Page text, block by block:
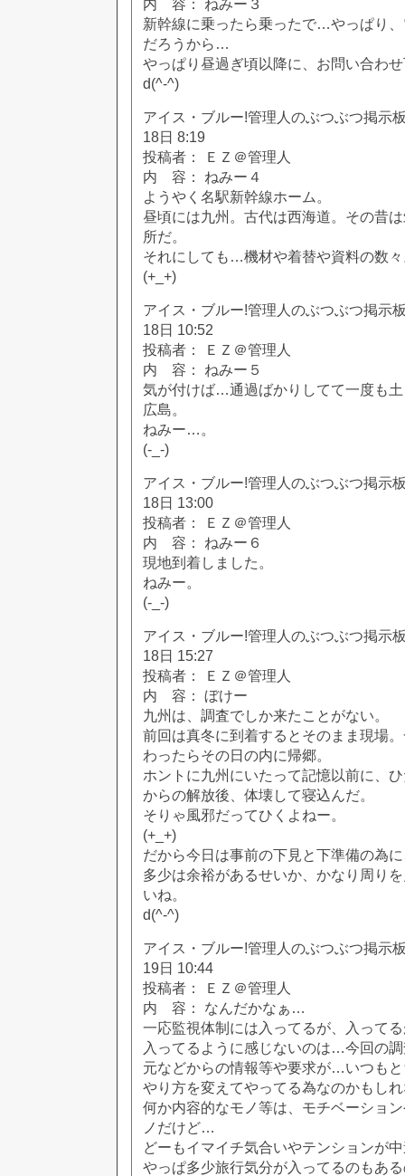
内 容： ねみー３
新幹線に乗ったら乗ったで…やっぱり
だろうから…
やっぱり昼過ぎ頃以降に、お問い合わ
d(^-^)
アイス・ブルー!管理人のぶつぶつ掲示
18日 8:19
投稿者： ＥＺ＠管理人
内 容： ねみー４
ようやく名駅新幹線ホーム。
昼頃には九州。古代は西海道。その昔
所だ。
それにしても…機材や着替や資料の数
(+_+)
アイス・ブルー!管理人のぶつぶつ掲示
18日 10:52
投稿者： ＥＺ＠管理人
内 容： ねみー５
気が付けば…通過ばかりしてて一度も
広島。
ねみー…。
(-_-)
アイス・ブルー!管理人のぶつぶつ掲示
18日 13:00
投稿者： ＥＺ＠管理人
内 容： ねみー６
現地到着しました。
ねみー。
(-_-)
アイス・ブルー!管理人のぶつぶつ掲示
18日 15:27
投稿者： ＥＺ＠管理人
内 容： ぼけー
九州は、調査でしか来たことがない。
前回は真冬に到着するとそのまま現場
わったらその日の内に帰郷。
ホントに九州にいたって記憶以前に、
からの解放後、体壊して寝込んだ。
そりゃ風邪だってひくよねー。
(+_+)
だから今日は事前の下見と下準備の為
多少は余裕があるせいか、かなり周り
いね。
d(^-^)
アイス・ブルー!管理人のぶつぶつ掲示
19日 10:44
投稿者： ＥＺ＠管理人
内 容： なんだかなぁ…
一応監視体制には入ってるが、入って
入ってるように感じないのは…今回の
元などからの情報等や要求が…いつも
やり方を変えてやってる為なのかもし
何か内容的なモノ等は、モチベーショ
ノだけど…
どーもイマイチ気合いやテンションが
やっぱ多少旅行気分が入ってるのもあ